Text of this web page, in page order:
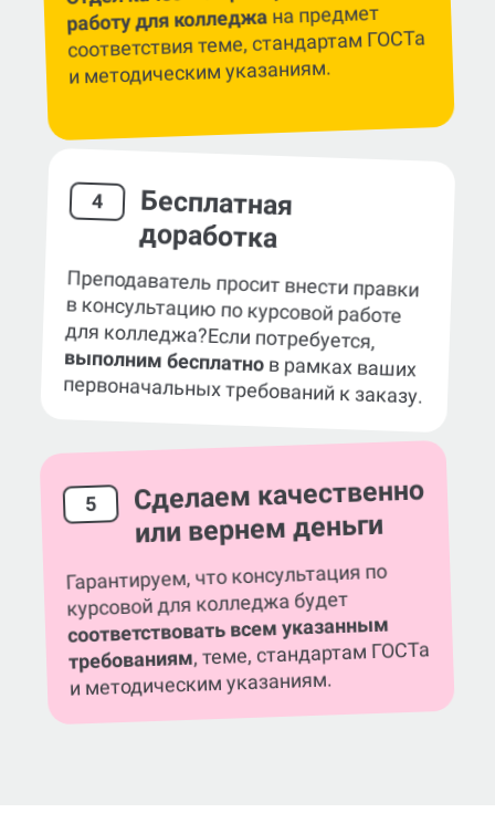
работу для колледжана предмет
соответствия теме, стандартам ГОСТа
и методическим указаниям.
4 Бесплатная
доработка
Преподаватель просит внести правки
в консультацию по курсовой работе
для колледжа?Если потребуется,
выполним бесплатнов рамках ваших
первоначальных требований к заказу.
5 Сделаем качественно
или вернем деньги
Гарантируем, что консультация по
курсовой для колледжа будет
соответствовать всем указанным
требованиям, теме, стандартам ГОСТа
и методическим указаниям.